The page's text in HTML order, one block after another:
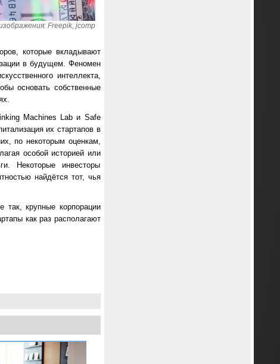
Freepik, jcomp
которые вкладывают
в будущем. Феномен
интеллекта,
основать собственные
Machines Lab и Safe
их стартапов в
по некоторым оценкам,
особой историей или
Некоторые инвесторы
найдётся тот, чья
так, крупные корпорации
как раз располагают